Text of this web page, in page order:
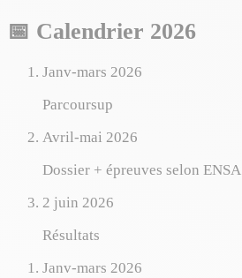
📅 Calendrier 2026
Janv-mars 2026
Parcoursup
Avril-mai 2026
Dossier + épreuves selon ENSA
2 juin 2026
Résultats
Janv-mars 2026